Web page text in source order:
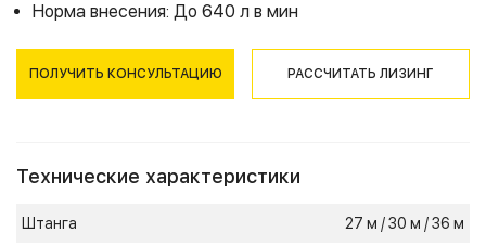
Норма внесения: До 640 л в мин
ПОЛУЧИТЬ КОНСУЛЬТАЦИЮ РАССЧИТАТЬ ЛИЗИНГ
Технические характеристики
Штанга 27 м / 30 м / 36 м